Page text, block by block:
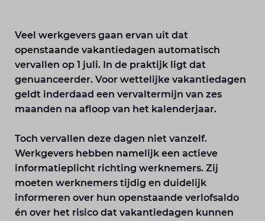
Veel werkgevers gaan ervan uit dat
openstaande vakantiedagen automatisch
vervallen op 1 juli. In de praktijk ligt dat
genuanceerder. Voor wettelijke vakantiedagen
geldt inderdaad een vervaltermijn van zes
maanden na afloop van het kalenderjaar.
Toch vervallen deze dagen niet vanzelf.
Werkgevers hebben namelijk een actieve
informatieplicht richting werknemers. Zij
moeten werknemers tijdig en duidelijk
informeren over hun openstaande verlofsaldo
én over het risico dat vakantiedagen kunnen